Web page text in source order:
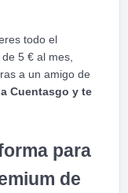
todo el
5 € al mes,
a un amigo de
Cuentasgo y te
para
de